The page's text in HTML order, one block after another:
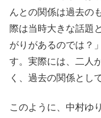
んとの関係は過去の
際は当時大きな話題
がりがあるのでは？
す。実際には、二人
く、過去の関係とし
このように、中村ゆ